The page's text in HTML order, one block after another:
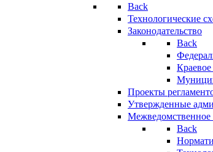
Back
Технологические
Законодательство
Back
Краевое
Проекты
Утвержденные
Межведомственное
Back